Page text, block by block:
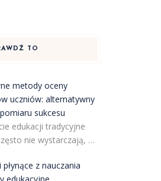
TO
metody oceny
uczniów: alternatywny
sukcesu
edukacji tradycyjne
nie wystarczają, …
płynące z nauczania